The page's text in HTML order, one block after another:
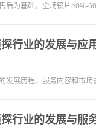
后为基础，全场镜片40%-
行业的发展与应
发展历程、服务内容和市
行业的发展与服